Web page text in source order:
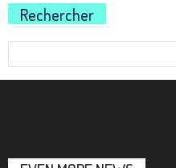
Rechercher